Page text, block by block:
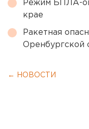
Режим БПЛА-
крае
Ракетная
Оренбургской
← НОВОСТИ